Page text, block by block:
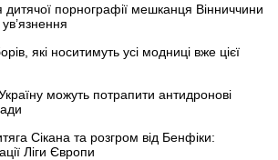
порнографії мешканця Вінниччини
які носитимуть усі модниці вже цієї
можуть потрапити антидронові
Сікана та розгром від Бенфіки:
Ліги Європи